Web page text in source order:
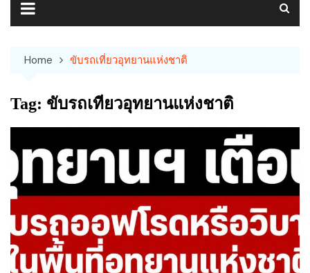
Home ขับรถเที่ยวอุทยานแห่งชาติ
Tag: ขับรถเที่ยวอุทยานแห่งชาติ